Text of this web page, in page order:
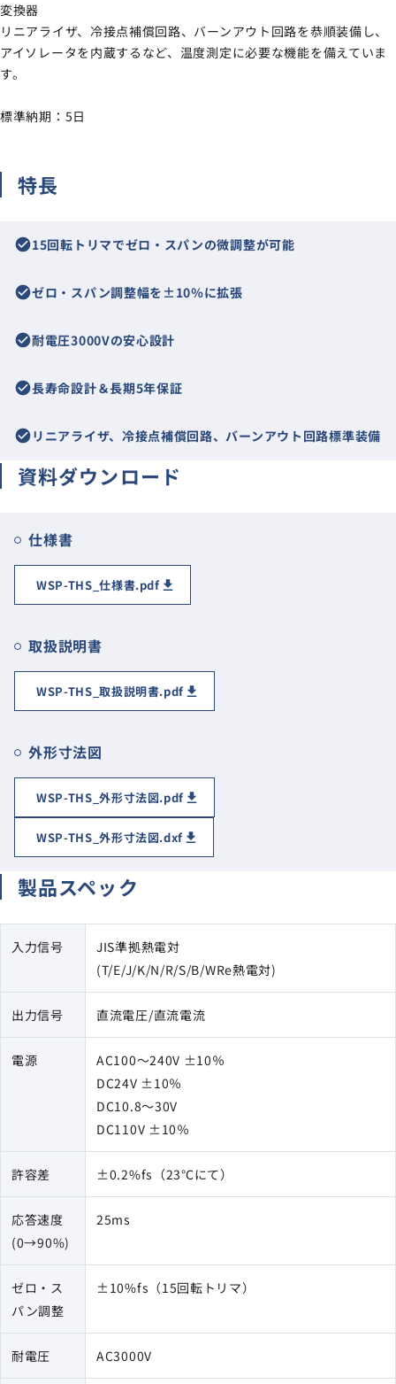
変換器
リニアライザ、冷接点補償回路、バーンアウト回路を恭順装備し、
アイソレータを内蔵するなど、温度測定に必要な機能を備えていま
す。
標準納期：5日
特長
check_circle15回転トリマでゼロ・スパンの微調整が可能
check_circleゼロ・スパン調整幅を±10％に拡張
check_circle耐電圧3000Vの安心設計
check_circle長寿命設計＆長期5年保証
check_circleリニアライザ、冷接点補償回路、バーンアウト回路標準装備
資料ダウンロード
仕様書
WSP-THS_仕様書.pdf
取扱説明書
WSP-THS_取扱説明書.pdf
外形寸法図
WSP-THS_外形寸法図.pdf
WSP-THS_外形寸法図.dxf
製品スペック
入力信号
JIS準拠熱電対
(T/E/J/K/N/R/S/B/WRe熱電対)
出力信号 直流電圧/直流電流
電源
AC100～240V ±10％
DC24V ±10％
DC10.8～30V
DC110V ±10％
許容差 ±0.2%fs（23℃にて）
応答速度
(0→90%)
25ms
ゼロ・ス
パン調整
±10%fs（15回転トリマ）
耐電圧 AC3000V